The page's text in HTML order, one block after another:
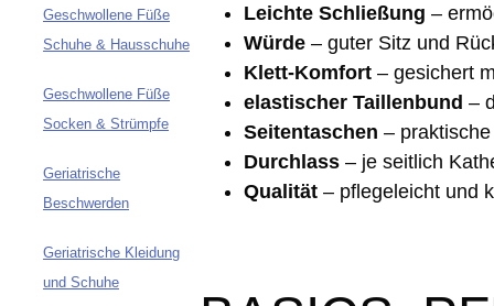
Geschwollene Füße
Schuhe & Hausschuhe
Geschwollene Füße
Socken & Strümpfe
Geriatrische
Beschwerden
Geriatrische Kleidung
und Schuhe
Leichte Schließung –
Würde – guter Sitz und
Klett-Komfort – gesichert
elastischer Taillenbund –
Seitentaschen –
Durchlass – je seitlich
Qualität – pflegeleicht und